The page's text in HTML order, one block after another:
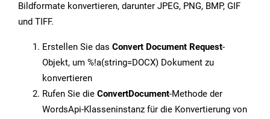
Bildformate konvertieren, darunter JPEG, PNG, BMP, GIF
und TIFF.
Erstellen Sie das Convert Document Request-
Objekt, um %!a(string=DOCX) Dokument zu
konvertieren
Rufen Sie die ConvertDocument-Methode der
WordsApi-Klasseninstanz für die Konvertierung von